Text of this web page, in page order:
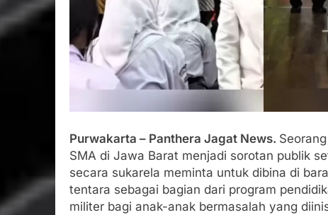
Agustus 3, 2026
Poktan Kadupugur Laksanakan Program Oplah Non
Agustus 2, 2026
Purwakarta – Panthera Jagat News.
SMA di Jawa Barat menjadi sorotan publik
secara sukarela meminta untuk dibina di
tentara sebagai bagian dari program
militer bagi anak-anak bermasalah yang